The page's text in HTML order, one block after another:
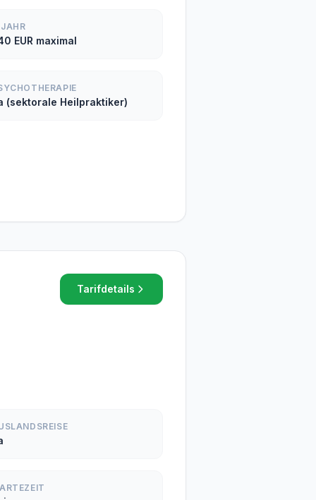
EUR maximal
(sektorale Heilpraktiker)
Tarifdetails